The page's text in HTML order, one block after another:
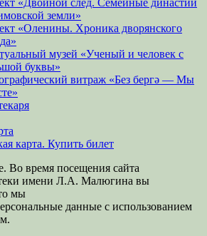
земли»
«Оленины. Хроника дворянского
музей «Ученый и человек с
буквы»
витраж «Без бергə — Мы
карта. Купить билет
Во время посещения сайта
имени Л.А. Малюгина вы
мы
данные с использованием